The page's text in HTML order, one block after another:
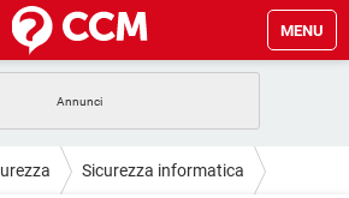
MENU
ANDROID
Sicurezza informatica